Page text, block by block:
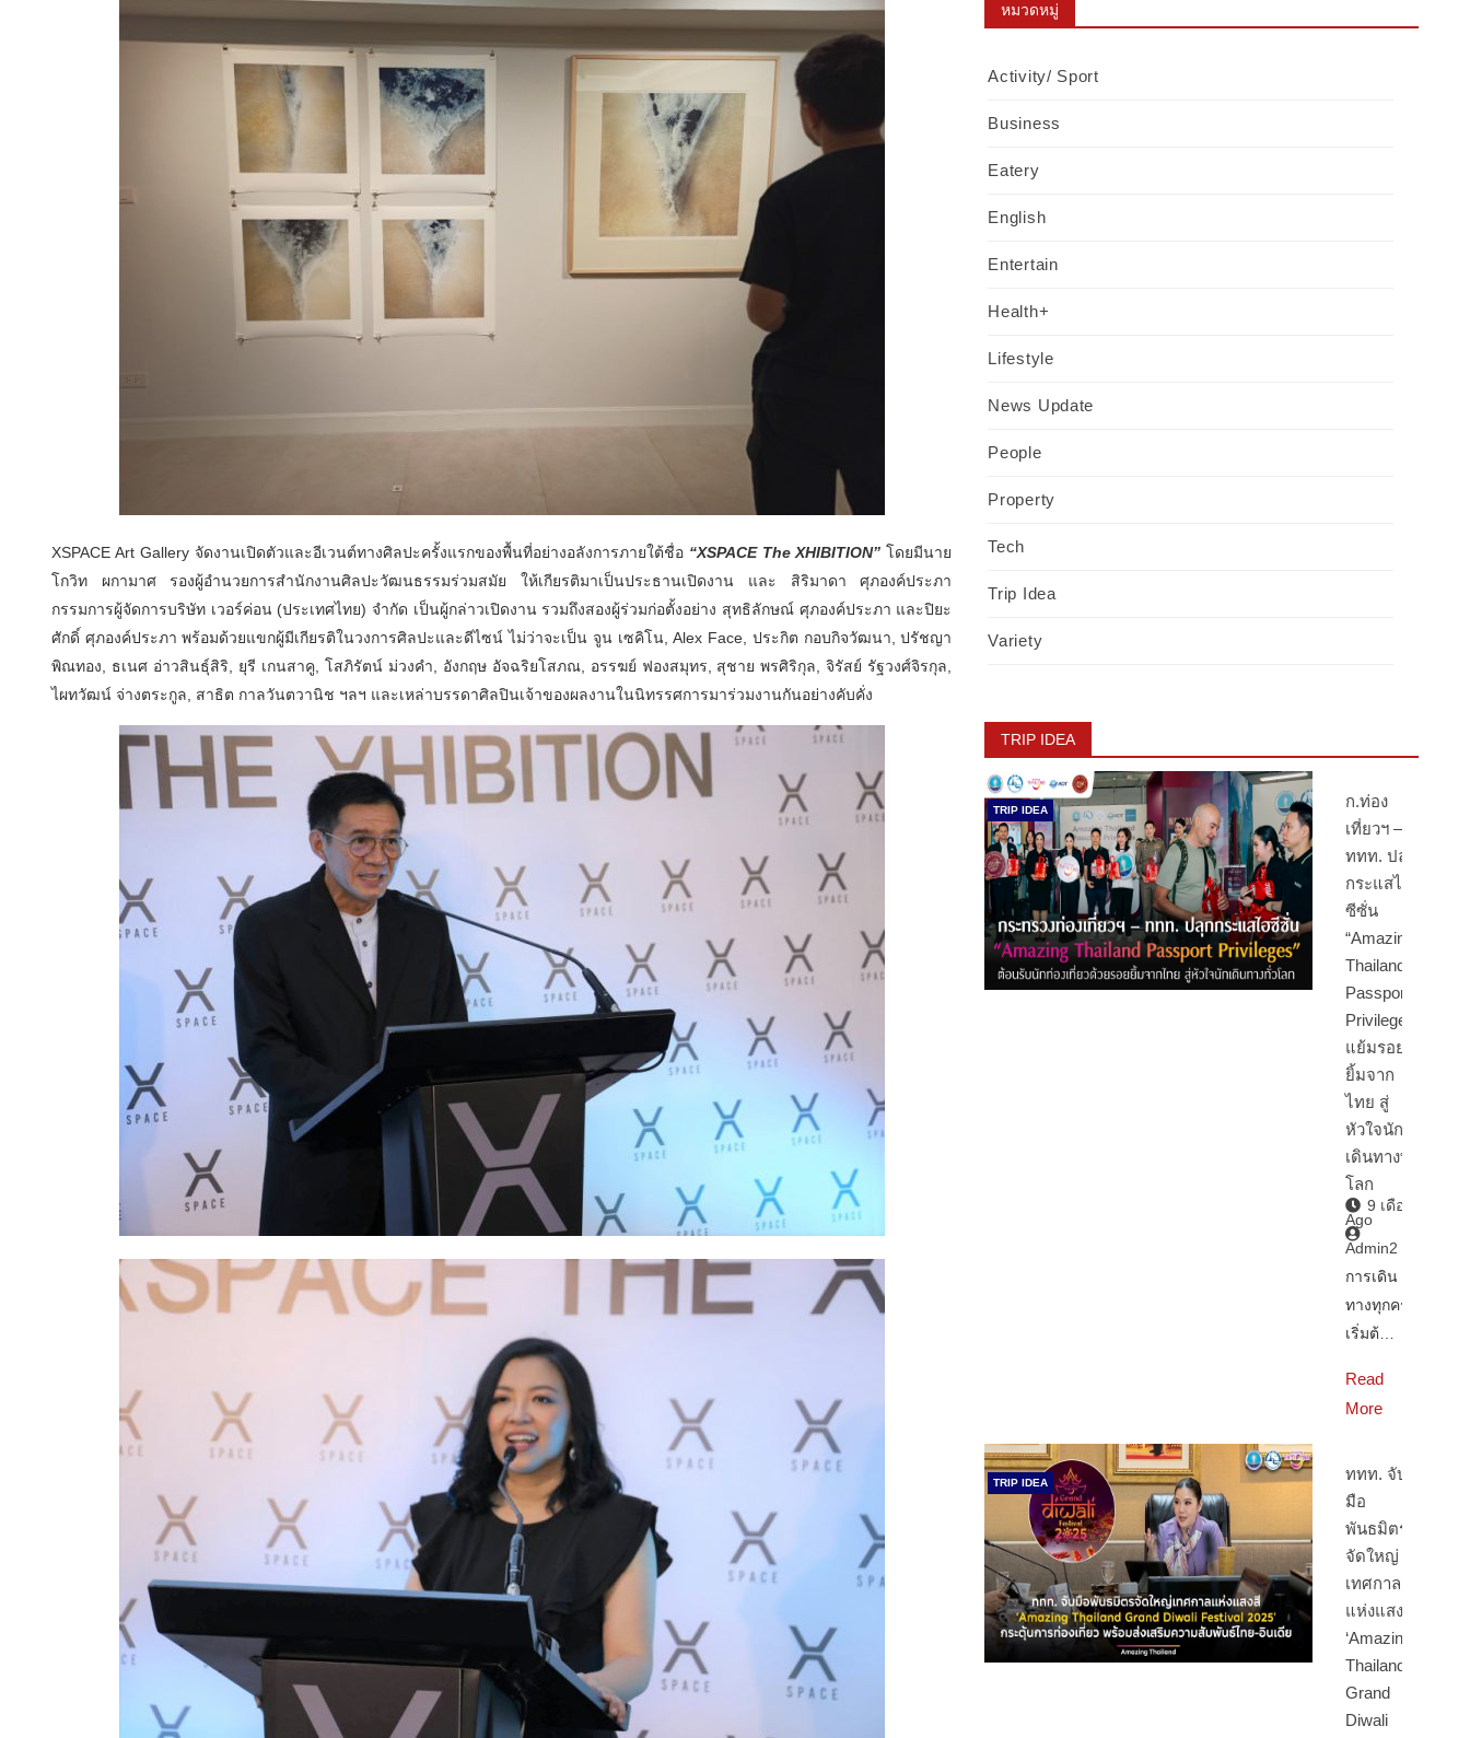
XSPACE Art Gallery จัดงานเปิดตัวและอีเวนต์ทางศิลปะครั้งแรกของพื้นที่อย่างอลังการภายใต้ชื่อ “XSPACE The XHIBITION” โดยมีนาย
โกวิท ผกามาศ รองผู้อำนวยการสำนักงานศิลปะวัฒนธรรมร่วมสมัย ให้เกียรติมาเป็นประธานเปิดงาน และ สิริมาดา ศุภองค์ประภา
กรรมการผู้จัดการบริษัท เวอร์ค่อน (ประเทศไทย) จำกัด เป็นผู้กล่าวเปิดงาน รวมถึงสองผู้ร่วมก่อตั้งอย่าง สุทธิลักษณ์ ศุภองค์ประภา และปิยะ
ศักดิ์ ศุภองค์ประภา พร้อมด้วยแขกผู้มีเกียรติในวงการศิลปะและดีไซน์ ไม่ว่าจะเป็น จูน เซคิโน, Alex Face, ประกิต กอบกิจวัฒนา, ปรัชญา
พิณทอง, ธเนศ อ่าวสินธุ์สิริ, ยุรี เกนสาคู, โสภิรัตน์ ม่วงคำ, อังกฤษ อัจฉริยโสภณ, อรรฆย์ ฟองสมุทร, สุชาย พรศิริกุล, จิรัสย์ รัฐวงศ์จิรกุล,
ไผทวัฒน์ จ่างตระกูล, สาธิต กาลวันตวานิช ฯลฯ และเหล่าบรรดาศิลปินเจ้าของผลงานในนิทรรศการมาร่วมงานกันอย่างคับคั่ง
หมวดหมู่
Activity/ Sport
Business
Eatery
English
Entertain
Health+
Lifestyle
News Update
People
Property
Tech
Trip Idea
Variety
TRIP IDEA
TRIP IDEA
ก.ท่อง
เที่ยวฯ –
ททท. ปลุก
กระแสไฮ
ซีซั่น
“Amazing
Thailand
Passport
Privileges”
แย้มรอย
ยิ้มจาก
ไทย สู่
หัวใจนัก
เดินทางทั่ว
โลก
9 เดือน
Ago
Admin2
การเดิน
ทางทุกครั้ง
เริ่มต้…
Read
More
TRIP IDEA
ททท. จับ
มือ
พันธมิตร
จัดใหญ่
เทศกาล
แห่งแสงสี
‘Amazing
Thailand
Grand
Diwali